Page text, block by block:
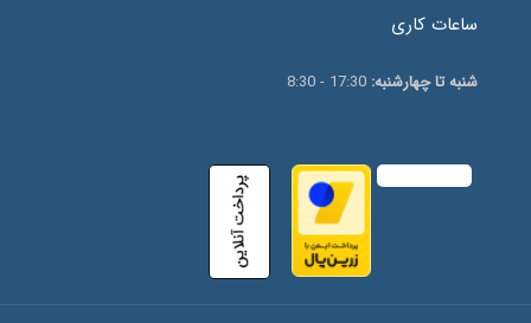
ساعات کاری
شنبه تا چهارشنبه: